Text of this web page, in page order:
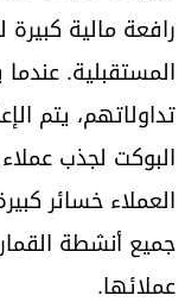
رافعة مالية
المستقبلية. عندما
تداولاتهم، يتم
البوكت لجذب
العملاء خسائر
جميع أنشطة
عملائها.